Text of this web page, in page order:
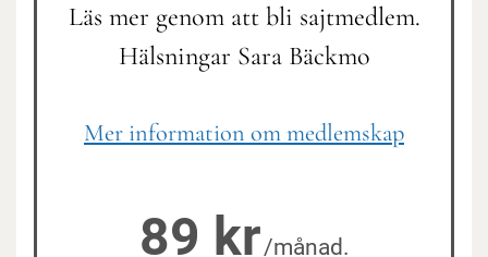
att till exempel sallaten gått i blom. Jag har trots allt inte
vattnat något, utöver nya sådder. Spenat, sallat och
Läs mer genom att bli sajtmedlem.
Hälsningar Sara Bäckmo
Mer information om medlemskap
89 kr/månad.